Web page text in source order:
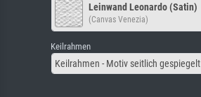
Leinwand Leonardo (Satin)
(Canvas Venezia)
Keilrahmen
Keilrahmen - Motiv seitlich gespiegelt